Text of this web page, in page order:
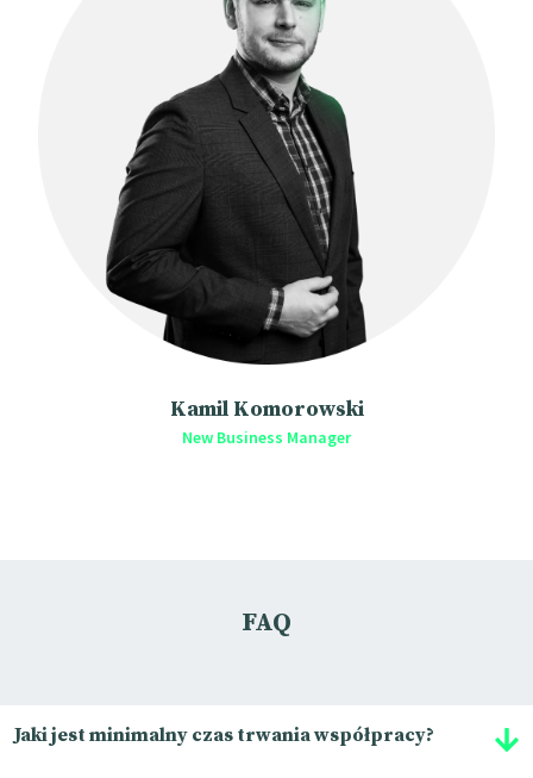
Kamil Komorowski
New Business Manager
FAQ
Jaki jest minimalny czas trwania współpracy?